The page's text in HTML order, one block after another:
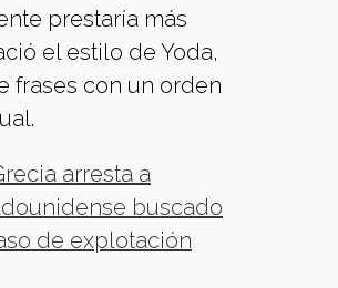
prestaría más
el estilo de Yoda,
frases con un orden
arresta a
buscado
de explotación